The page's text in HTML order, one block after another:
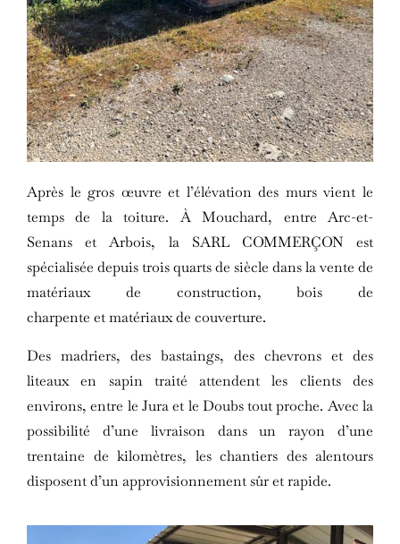
Après le gros œuvre et l’élévation des murs vient le
temps de la toiture. À Mouchard, entre Arc-et-
Senans et Arbois, la SARL COMMERÇON est
spécialisée depuis trois quarts de siècle dans la vente de
matériaux de construction, bois de
charpente et matériaux de couverture.
Des madriers, des bastaings, des chevrons et des
liteaux en sapin traité attendent les clients des
environs, entre le Jura et le Doubs tout proche. Avec la
possibilité d’une livraison dans un rayon d’une
trentaine de kilomètres, les chantiers des alentours
disposent d’un approvisionnement sûr et rapide.